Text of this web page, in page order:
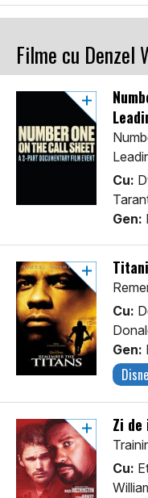
Filme cu Denzel
Cu:
Gen:
Cu:
Gen:
Zi
Cu: